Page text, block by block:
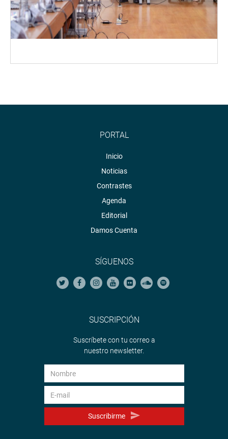
PORTAL
Inicio
Noticias
Contrastes
Agenda
Editorial
Damos Cuenta
SÍGUENOS
SUSCRIPCIÓN
Suscríbete con tu correo a
nuestro newsletter.
Suscribirme